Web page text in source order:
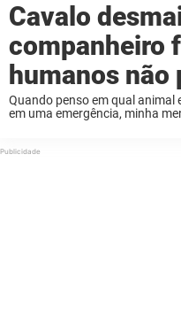
Cavalo
companheiro
humanos não
Quando penso em qual animal
em uma emergência, minha